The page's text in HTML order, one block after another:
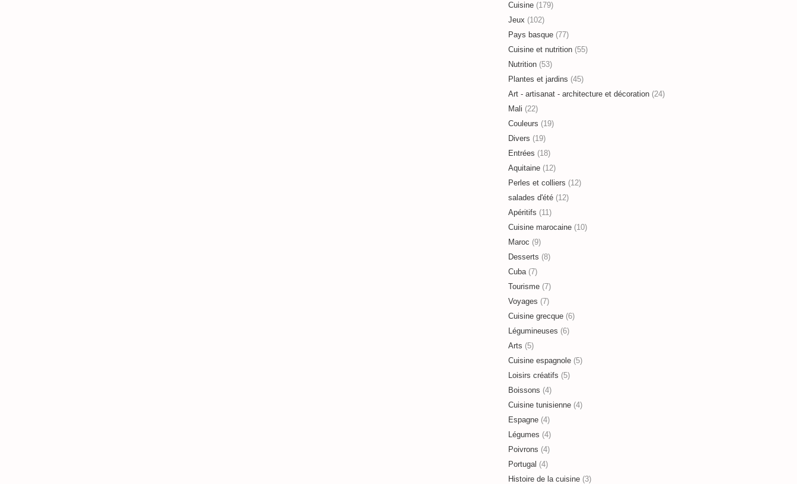
Cuisine (179)
Jeux (102)
Pays basque (77)
Cuisine et nutrition (55)
Nutrition (53)
Plantes et jardins (45)
Art - artisanat - architecture et décoration (24)
Mali (22)
Couleurs (19)
Divers (19)
Entrées (18)
Aquitaine (12)
Perles et colliers (12)
salades d'été (12)
Apéritifs (11)
Cuisine marocaine (10)
Maroc (9)
Desserts (8)
Cuba(7)
Tourisme (7)
Voyages (7)
Cuisine grecque (6)
Légumineuses (6)
Arts (5)
Cuisine espagnole (5)
Loisirs créatifs (5)
Boissons (4)
Cuisine tunisienne (4)
Espagne (4)
Légumes (4)
Poivrons (4)
Portugal (4)
Histoire de la cuisine (3)